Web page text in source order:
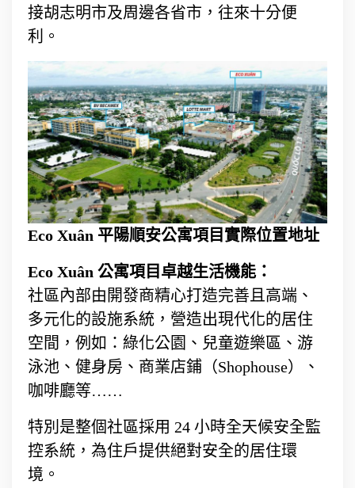
接胡志明市及周邊各省市，往來十分便
利。
Eco Xuân 平陽順安公寓項目實際位置地址
Eco Xuân 公寓項目卓越生活機能：
社區內部由開發商精心打造完善且高端、
多元化的設施系統，營造出現代化的居住
空間，例如：綠化公園、兒童遊樂區、游
泳池、健身房、商業店鋪（Shophouse）、
咖啡廳等……
特別是整個社區採用 24 小時全天候安全監
控系統，為住戶提供絕對安全的居住環
境。